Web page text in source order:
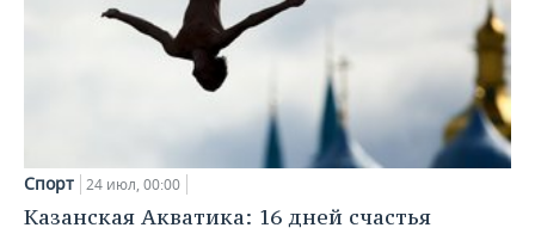
Спорт 24 июл, 00:00
Казанская Акватика: 16 дней счастья